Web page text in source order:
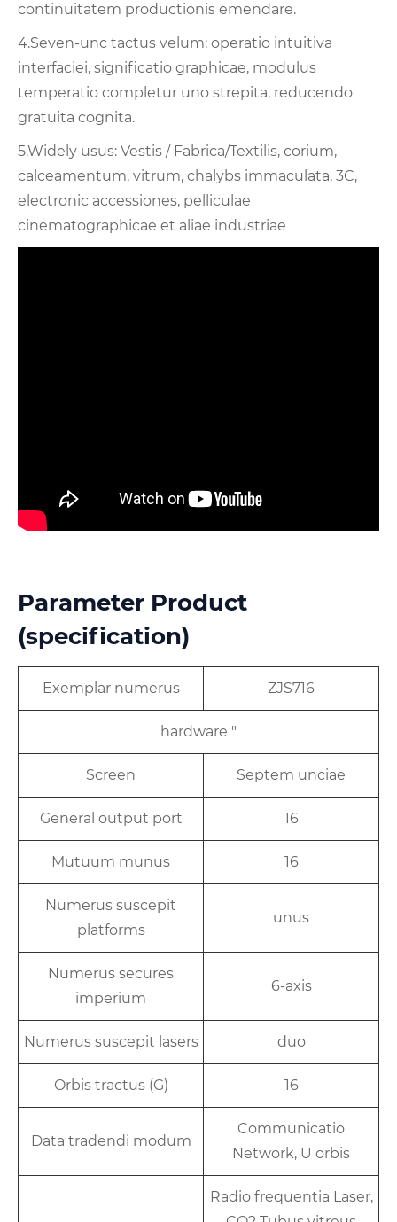
continuitatem productionis emendare.
4.Seven-unc tactus velum: operatio intuitiva
interfaciei, significatio graphicae, modulus
temperatio completur uno strepita, reducendo
gratuita cognita.
5.Widely usus: Vestis / Fabrica/Textilis, corium,
calceamentum, vitrum, chalybs immaculata, 3C,
electronic accessiones, pelliculae
cinematographicae et aliae industriae
Parameter Product
(specification)
Exemplar numerus ZJS716
hardware "
Screen Septem unciae
General output port 16
Mutuum munus 16
Numerus suscepit
platforms
unus
Numerus secures
imperium
6-axis
Numerus suscepit lasers duo
Orbis tractus (G) 16
Data tradendi modum
Communicatio
Network, U orbis
Radio frequentia Laser,